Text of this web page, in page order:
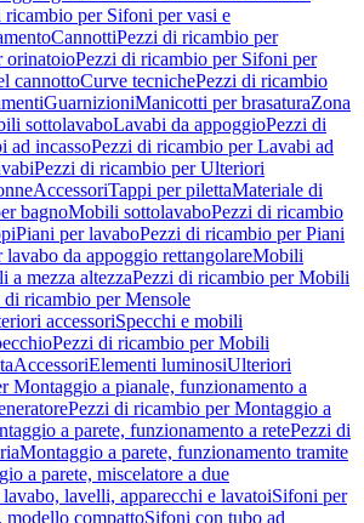
ricambio per Sifoni per vasi e
CannottiPezzi di ricambio per
orinatoioPezzi di ricambio per Sifoni per
cannottoCurve tecnichePezzi di ricambio
GuarnizioniManicotti per brasaturaZona
sottolavaboLavabi da appoggioPezzi di
ad incassoPezzi di ricambio per Lavabi ad
Pezzi di ricambio per Ulteriori
AccessoriTappi per pilettaMateriale di
bagnoMobili sottolavaboPezzi di ricambio
Piani per lavaboPezzi di ricambio per Piani
da appoggio rettangolareMobili
a mezza altezzaPezzi di ricambio per Mobili
di ricambio per Mensole
accessoriSpecchi e mobili
Pezzi di ricambio per Mobili
AccessoriElementi luminosiUlteriori
Montaggio a pianale, funzionamento a
Pezzi di ricambio per Montaggio a
a parete, funzionamento a retePezzi di
Montaggio a parete, funzionamento tramite
a parete, miscelatore a due
lavelli, apparecchi e lavatoiSifoni per
compattoSifoni con tubo ad